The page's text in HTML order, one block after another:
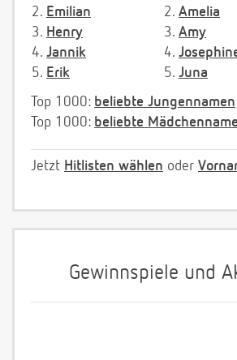
2. Emilian
3. Henry
4. Jannik
5. Erik
2. Amelia
3. Amy
4.
5. Juna
Top 1000: beliebte Jungennamen
Top 1000: beliebte
Jetzt Hitlisten wählen oder
Gewinnspiele und